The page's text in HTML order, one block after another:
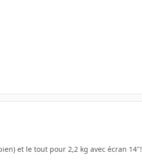
et le tout pour 2,2 kg avec écran 14"!